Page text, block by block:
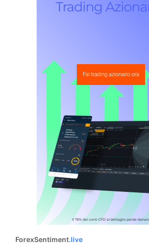
ForexSentiment.live